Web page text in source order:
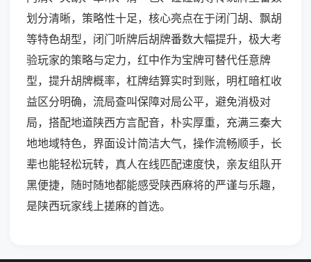
划分清晰，策略性十足，核心亮点在于闭门胡、飘胡
等特色胡型，闭门听牌后胡牌番数大幅提升，极大考
验玩家的策略与定力，红中作为宝牌可替代任意牌
型，提升胡牌概率，杠牌结算实时到账，明杠暗杠收
益区分明确，流局查叫保障对局公平，避免消极对
局，搭配地道陕西方言配音，朴实厚重，充满三秦大
地地域特色，界面设计简洁大气，操作流畅顺手，长
辈也能轻松玩转，真人在线匹配速度快，亲友组队开
黑便捷，随时随地都能感受陕西麻将的严谨与乐趣，
是陕西玩家线上搓麻的首选。